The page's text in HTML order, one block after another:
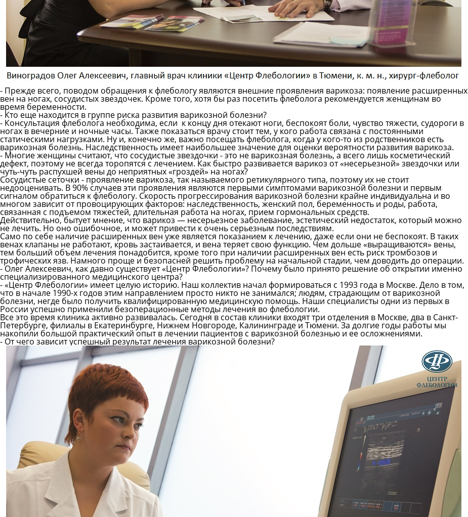
- Прежде всего, поводом обращения к флебологу являются внешние проявления варикоза: появление расширенных
вен на ногах, сосудистых звездочек. Кроме того, хотя бы раз посетить флеболога рекомендуется женщинам во
время беременности.
- Кто еще находится в группе риска развития варикозной болезни?
- Консультация флеболога необходима, если к концу дня отекают ноги, беспокоят боли, чувство тяжести, судороги в
ногах в вечерние и ночные часы. Также показаться врачу стоит тем, у кого работа связана с постоянными
статическими нагрузками. Ну и, конечно же, важно посещать флеболога, когда у кого-то из родственников есть
варикозная болезнь. Наследственность имеет наибольшее значение для оценки вероятности развития варикоза.
- Многие женщины считают, что сосудистые звездочки - это не варикозная болезнь, а всего лишь косметический
дефект, поэтому не всегда торопятся с лечением. Как быстро развивается варикоз от «несерьезной» звездочки или
чуть-чуть распухшей вены до неприятных «гроздей» на ногах?
Сосудистые сеточки - проявление варикоза, так называемого ретикулярного типа, поэтому их не стоит
недооценивать. В 90% случаев эти проявления являются первыми симптомами варикозной болезни и первым
сигналом обратиться к флебологу. Скорость прогрессирования варикозной болезни крайне индивидуальна и во
многом зависит от провоцирующих факторов: наследственность, женский пол, беременность и роды, работа,
связанная с подъемом тяжестей, длительная работа на ногах, прием гормональных средств.
Действительно, бытует мнение, что варикоз — несерьезное заболевание, эстетический недостаток, который можно
не лечить. Но оно ошибочное, и может привести к очень серьезным последствиям.
Само по себе наличие расширенных вен уже является показанием к лечению, даже если они не беспокоят. В таких
венах клапаны не работают, кровь застаивается, и вена теряет свою функцию. Чем дольше «выращиваются» вены,
тем больший объем лечения понадобится, кроме того при наличии расширенных вен есть риск тромбозов и
трофических язв. Намного проще и безопасней решить проблему на начальной стадии, чем доводить до операции.
- Олег Алексеевич, как давно существует «Центр Флебологии»? Почему было принято решение об открытии именно
специализированного медицинского центра?
- «Центр Флебологии» имеет целую историю. Наш коллектив начал формироваться с 1993 года в Москве. Дело в том,
что в начале 1990-х годов этим направлением просто никто не занимался; людям, страдающим от варикозной
болезни, негде было получить квалифицированную медицинскую помощь. Наши специалисты одни из первых в
России успешно применили безоперационные методы лечения во флебологии.
Все это время клиника активно развивалась. Сегодня в состав клиники входят три отделения в Москве, два в Санкт-
Петербурге, филиалы в Екатеринбурге, Нижнем Новгороде, Калининграде и Тюмени. За долгие годы работы мы
накопили большой практический опыт в лечении пациентов с варикозной болезнью и ее осложнениями.
- От чего зависит успешный результат лечения варикозной болезни?